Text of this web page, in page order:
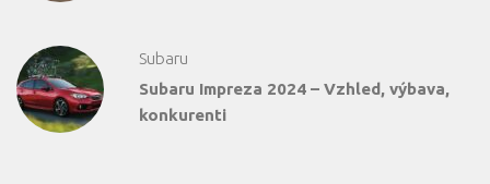
Subaru
Subaru Impreza 2024 – Vzhled, výbava,
konkurenti